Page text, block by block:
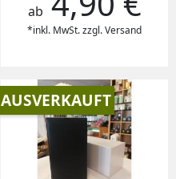
ab
*inkl. MwSt. zzgl. Versand
AUSVERKAUFT